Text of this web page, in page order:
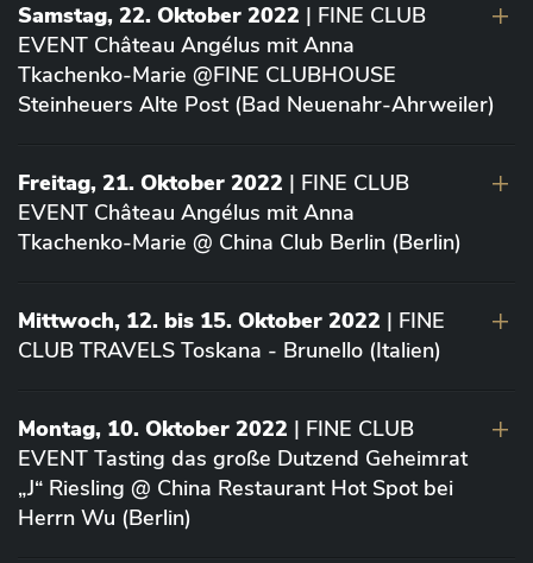
Samstag, 22. Oktober 2022 | FINE CLUB
EVENT Château Angélus mit Anna
Tkachenko-Marie @FINE CLUBHOUSE
Steinheuers Alte Post (Bad Neuenahr-Ahrweiler)
Freitag, 21. Oktober 2022 | FINE CLUB
EVENT Château Angélus mit Anna
Tkachenko-Marie @ China Club Berlin (Berlin)
Mittwoch, 12. bis 15. Oktober 2022 | FINE
CLUB TRAVELS Toskana - Brunello (Italien)
Montag, 10. Oktober 2022 | FINE CLUB
EVENT Tasting das große Dutzend Geheimrat
„J“ Riesling @ China Restaurant Hot Spot bei
Herrn Wu (Berlin)